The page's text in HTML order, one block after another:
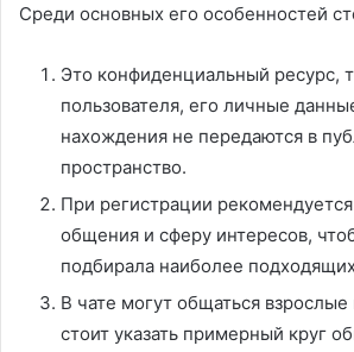
Среди основных его особенностей
Это конфиденциальный ресурс,
пользователя, его личные
нахождения не передаются в
пространство.
При регистрации рекомендуется
общения и сферу интересов,
подбирала наиболее
В чате могут общаться взрослые
стоит указать примерный круг